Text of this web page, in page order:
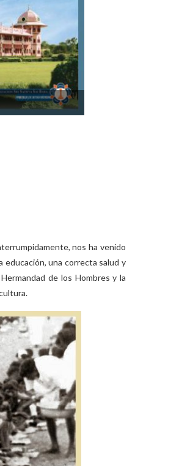
nos ha venido
educación, una correcta salud y
de los Hombres y la